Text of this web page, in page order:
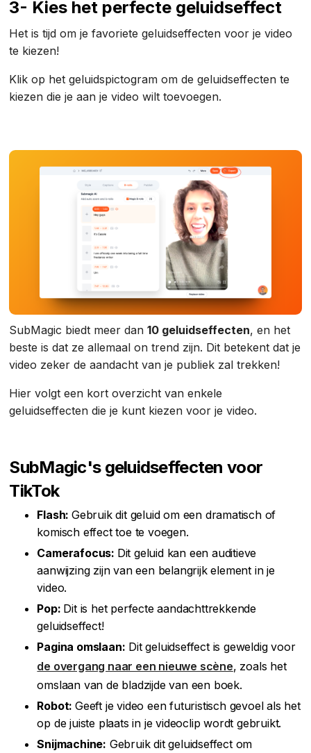
3- Kies het perfecte geluidseffect
Het is tijd om je favoriete geluidseffecten voor je video
te kiezen!
Klik op het geluidspictogram om de geluidseffecten te
kiezen die je aan je video wilt toevoegen.
SubMagic biedt meer dan10 geluidseffecten, en het
beste is dat ze allemaal on trend zijn. Dit betekent dat je
video zeker de aandacht van je publiek zal trekken!
Hier volgt een kort overzicht van enkele
geluidseffecten die je kunt kiezen voor je video.
SubMagic's geluidseffecten voor
TikTok
Flash:Gebruik dit geluid om een dramatisch of
komisch effect toe te voegen.
Camerafocus: Dit geluid kan een auditieve
aanwijzing zijn van een belangrijk element in je
video.
Pop: Dit is het perfecte aandachttrekkende
geluidseffect!
Pagina omslaan: Dit geluidseffect is geweldig voor
de overgang naar een nieuwe scène, zoals het
omslaan van de bladzijde van een boek.
Robot:Geeft je video een futuristisch gevoel als het
op de juiste plaats in je videoclip wordt gebruikt.
Snijmachine: Gebruik dit geluidseffect om